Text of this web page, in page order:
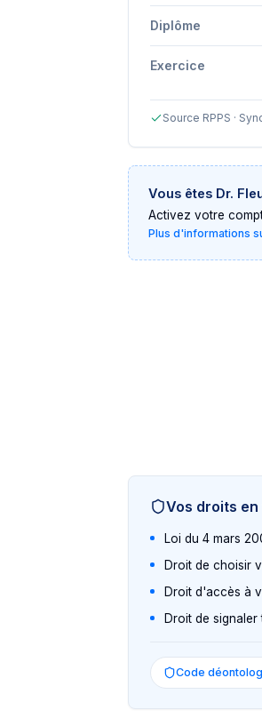
Diplôme
Exercice
Source RPPS ·
Vous êtes Dr.
Activez votre
Plus d'informations
Vos droits
Loi du 4 mars
Droit de choisir
Droit d'accès à
Droit de
Code